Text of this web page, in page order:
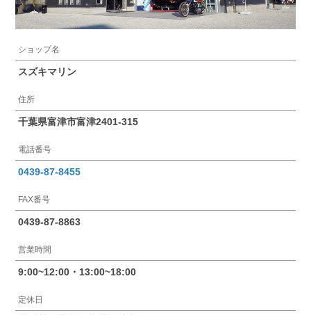
ショップ名
スズキマリン
住所
千葉県富津市富津2401-315
電話番号
0439-87-8455
FAX番号
0439-87-8863
営業時間
9:00~12:00・13:00~18:00
定休日